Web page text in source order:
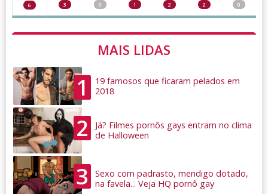
6 3 0 1 2 2 0
MAIS LIDAS
1
19 famosos que ficaram pelados em
2018
2
Já? Filmes pornôs gays entram no clima
de Halloween
3
Sexo com padrasto, mendigo dotado,
na favela... Veja HQ pornô gay